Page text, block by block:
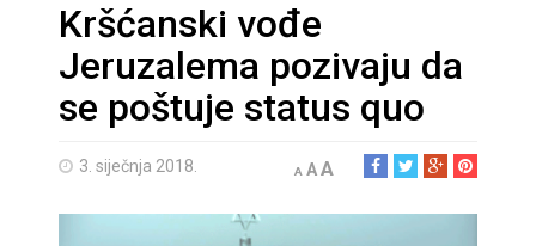
Kršćanski vođe
Jeruzalema pozivaju da
se poštuje status quo
3. siječnja 2018. A AA